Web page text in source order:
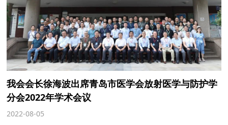
我会会长徐海波出席青岛市医学会放射医学与防护学
分会2022年学术会议
2022-08-05